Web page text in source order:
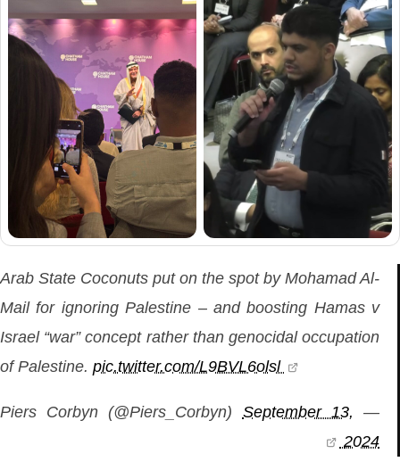
Arab State Coconuts put on the spot by Mohamad Al-
Mail for ignoring Palestine – and boosting Hamas v
Israel “war” concept rather than genocidal occupation
of Palestine. pic.twitter.com/L9BVL6olsl
— Piers Corbyn (@Piers_Corbyn)
September 13,
2024